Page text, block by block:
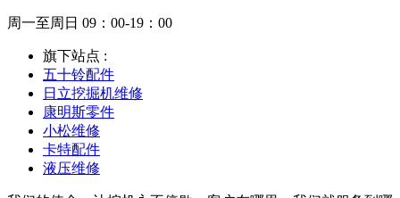
周一至周日 09：00-19：00
旗下站点 :
五十铃配件
日立挖掘机维修
康明斯零件
小松维修
卡特配件
液压维修